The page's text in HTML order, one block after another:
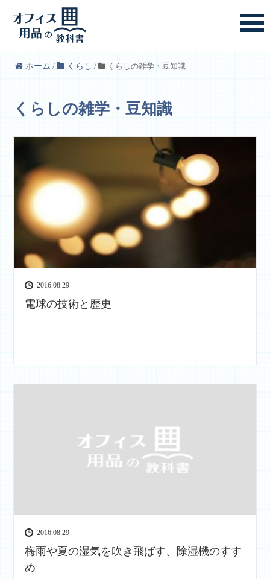
ホーム / くらし / くらしの雑学・豆知識
くらしの雑学・豆知識
2016.08.29
電球の技術と歴史
2016.08.29
梅雨や夏の湿気を吹き飛ばす、除湿機のすす
め